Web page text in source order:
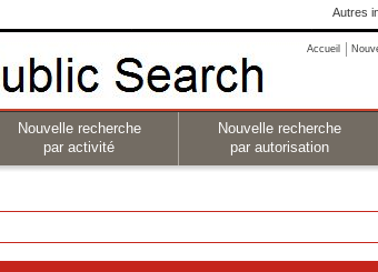
Autres
Accueil
Nouvelle recherche
par activité
Nouvelle recherche
par autorisation